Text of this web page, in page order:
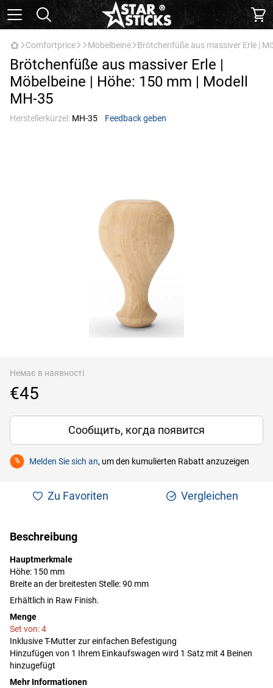
Comfortprice Möbelbeine Brötchenfüße aus massiver Erle |
Brötchenfüße aus massiver Erle |
Möbelbeine | Höhe: 150 mm | Modell
МН-35
Herstellerkürzel: МН-35 Feedback geben
Немає в наявності
€45
Сообщить, когда появится
% Melden Sie sich an, um den kumulierten Rabatt anzuzeigen
Zu Favoriten Vergleichen
Beschreibung
Hauptmerkmale
Höhe: 150 mm
Breite an der breitesten Stelle: 90 mm
Erhältlich in Raw Finish.
Menge
Set von: 4
Inklusive T-Mutter zur einfachen Befestigung
Hinzufügen von 1 Ihrem Einkaufswagen wird 1 Satz mit 4 Beinen
hinzugefügt
Mehr Informationen